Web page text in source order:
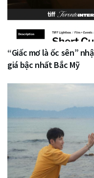
“Giấc mơ là ốc sên”
giá bậc nhất Bắc Mỹ